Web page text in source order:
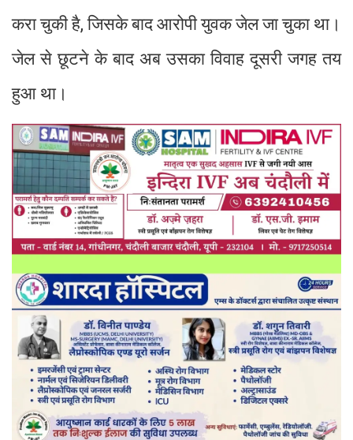
करा चुकी है, जिसके बाद आरोपी युवक जेल जा चुका था।
जेल से छूटने के बाद अब उसका विवाह दूसरी जगह तय
हुआ था।